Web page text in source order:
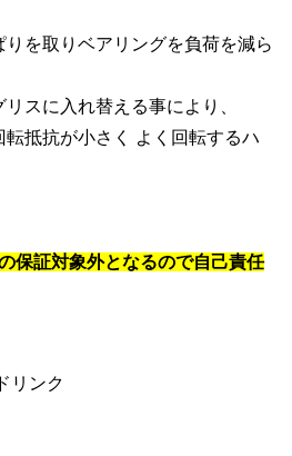
を取りベアリングを負荷を減ら
スに入れ替える事により、
転抵抗が小さく よく回転するハ
保証対象外となるので自己責任
リンク